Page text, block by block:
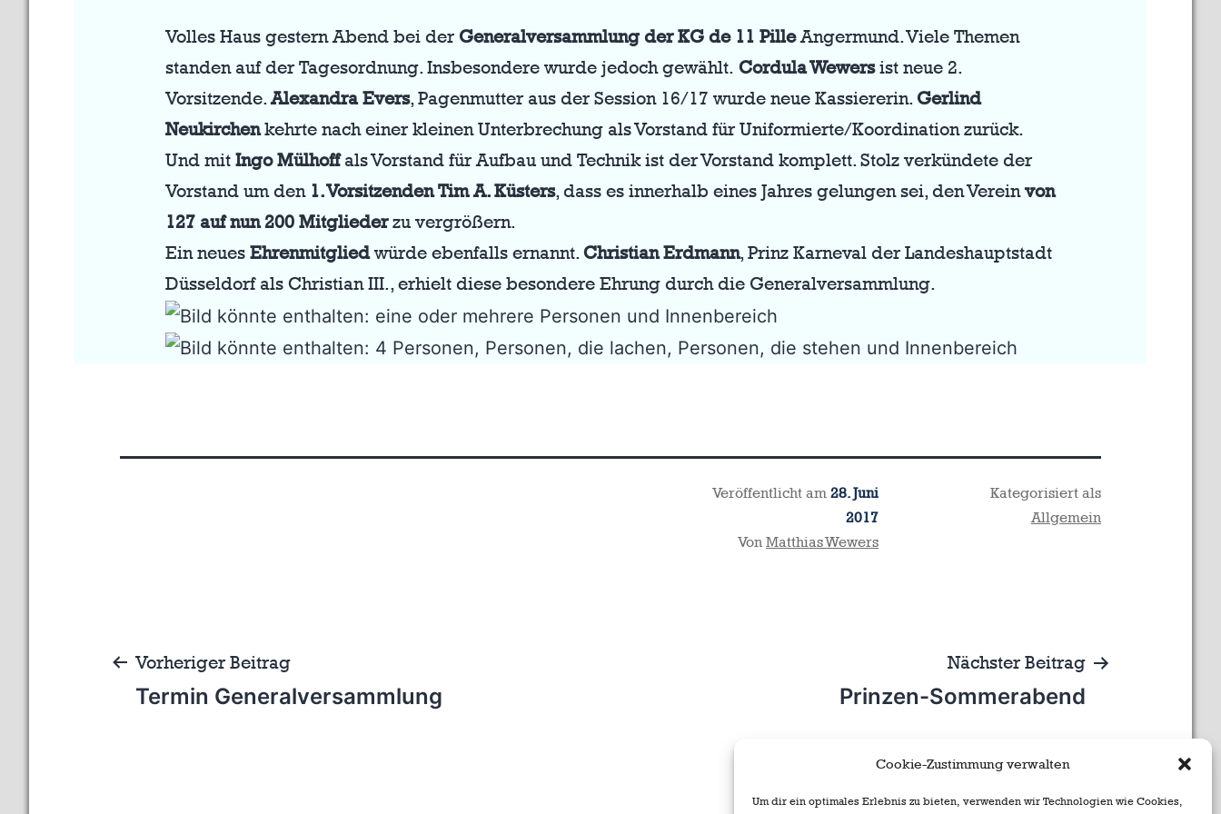
Cookie-Zustimmung verwalten
Um dir ein optimales Erlebnis zu bieten, verwenden wir Technologien wie Cookies,
Volles Haus gestern Abend bei der Generalversammlung derKG de 11 Pille Angermund. Viele Themen
standen auf der Tagesordnung. Insbesondere wurde jedoch gewählt. Cordula Wewersist neue 2.
Vorsitzende.Alexandra Evers, Pagenmutter aus der Session 16/17 wurde neue Kassiererin. Gerlind
Neukirchenkehrte nach einer kleinen Unterbrechung als Vorstand für Uniformierte/Koordination zurück.
Und mit Ingo Mülhoffals Vorstand für Aufbau und Technik ist der Vorstand komplett. Stolz verkündete der
Vorstand um den1. Vorsitzenden Tim A. Küsters, dass es innerhalb eines Jahres gelungen sei, den Vereinvon
127 auf nun 200 Mitgliederzu vergrößern.
Ein neues Ehrenmitgliedwürde ebenfalls ernannt.Christian Erdmann, Prinz Karneval der Landeshauptstadt
Düsseldorf als Christian III., erhielt diese besondere Ehrung durch die Generalversammlung.
Veröffentlicht am 28. Juni
2017
Von Matthias Wewers
Kategorisiert als
Allgemein
Beitragsnavigation
Vorheriger Beitrag
Termin Generalversammlung
Nächster Beitrag
Prinzen-Sommerabend